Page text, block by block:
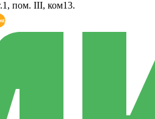
пом. III, ком13.